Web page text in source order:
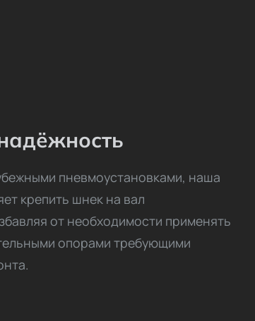
пневмоустановками, наша
крепить шнек на вал
от необходимости применять
опорами требующими